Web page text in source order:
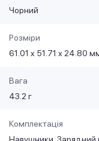
Чорний
Розміри
61.01 х 51.71 х 24.80
Вага
43.2 г
Комплектація